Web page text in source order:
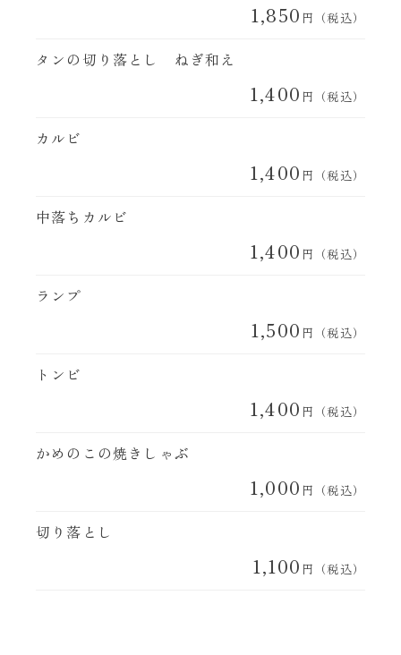
1,850 円（税込）
タンの切り落とし ねぎ和え
1,400 円（税込）
カルビ
1,400 円（税込）
中落ちカルビ
1,400 円（税込）
ランプ
1,500 円（税込）
トンビ
1,400 円（税込）
かめのこの焼きしゃぶ
1,000 円（税込）
切り落とし
1,100 円（税込）